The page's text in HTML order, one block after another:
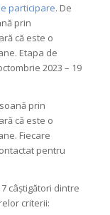
participare. De
prin
că este o
Etapa de
2023 – 19
prin
că este o
Fiecare
pentru
câștigători dintre
criterii: